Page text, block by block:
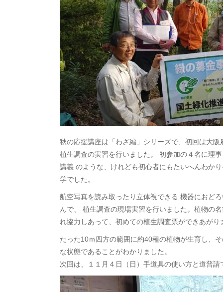
秋の応援講座は「わざ編」シリーズで、初回は大
植生調査の実習を行いました。 初参加の４名に理
講義 のような、けれども初心者にもたいへんわか
学でした。
航空写真を読み取ったり立体視できる 機器におど
んで、 植生調査の現場実習を行いました。植物の
れ協力しあって、初めての植生調査票ができあがり
たった10ｍ四方の範囲に約40種の植物が生育し、
な状態であることがわかりました。
次回は、１１月４日（日）手道具の使い方と道普請